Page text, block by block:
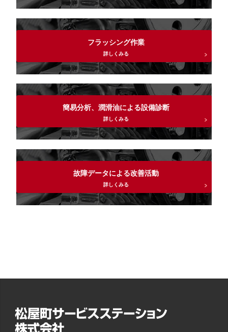
フラッシング作業
詳しくみる
簡易分析、潤滑油による設備診断
詳しくみる
故障データによる改善活動
詳しくみる